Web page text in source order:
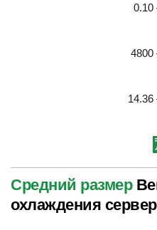
0.10
4800
14.36
Средний размер
охлаждения